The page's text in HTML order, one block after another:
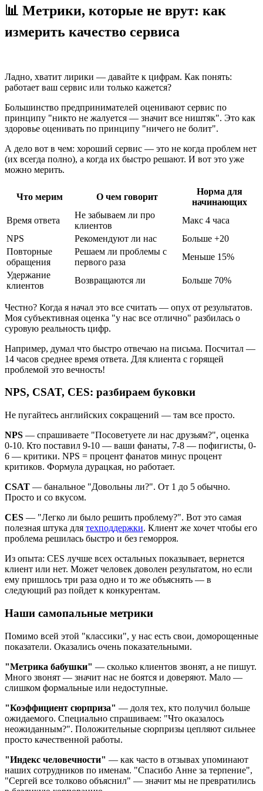
📊 Метрики, которые не врут: как
измерить качество сервиса
Ладно, хватит лирики — давайте к цифрам. Как понять:
работает ваш сервис или только кажется?
Большинство предпринимателей оценивают сервис по
принципу "никто не жалуется — значит все ништяк". Это как
здоровье оценивать по принципу "ничего не болит".
А дело вот в чем: хороший сервис — это не когда проблем нет
(их всегда полно), а когда их быстро решают. И вот это уже
можно мерить.
Что мерим О чем говорит
Норма для
начинающих
Время ответа
Не забываем ли про
клиентов
Макс 4 часа
NPS
Рекомендуют ли нас
Больше +20
Повторные
обращения
Решаем ли проблемы с
первого раза
Меньше 15%
Удержание
клиентов
Возвращаются ли Больше 70%
Честно? Когда я начал это все считать — опух от результатов.
Моя субъективная оценка "у нас все отлично" разбилась о
суровую реальность цифр.
Например, думал что быстро отвечаю на письма. Посчитал —
14 часов среднее время ответа. Для клиента с горящей
проблемой это вечность!
NPS, CSAT, CES: разбираем буковки
Не пугайтесь английских сокращений — там все просто.
NPS — спрашиваете "Посоветуете ли нас друзьям?", оценка
0-10. Кто поставил 9-10 — ваши фанаты, 7-8 — пофигисты, 0-
6 — критики. NPS = процент фанатов минус процент
критиков. Формула дурацкая, но работает.
CSAT — банальное "Довольны ли?". От 1 до 5 обычно.
Просто и со вкусом.
CES — "Легко ли было решить проблему?". Вот это самая
полезная штука для техподдержки. Клиент же хочет чтобы его
проблема решилась быстро и без геморроя.
Из опыта: CES лучше всех остальных показывает, вернется
клиент или нет. Может человек доволен результатом, но если
ему пришлось три раза одно и то же объяснять — в
следующий раз пойдет к конкурентам.
Наши самопальные метрики
Помимо всей этой "классики", у нас есть свои, доморощенные
показатели. Оказались очень показательными.
"Метрика бабушки" — сколько клиентов звонят, а не пишут.
Много звонят — значит нас не боятся и доверяют. Мало —
слишком формальные или недоступные.
"Коэффициент сюрприза" — доля тех, кто получил больше
ожидаемого. Специально спрашиваем: "Что оказалось
неожиданным?". Положительные сюрпризы цепляют сильнее
просто качественной работы.
"Индекс человечности" — как часто в отзывах упоминают
наших сотрудников по именам. "Спасибо Анне за терпение",
"Сергей все толково объяснил" — значит мы не превратились